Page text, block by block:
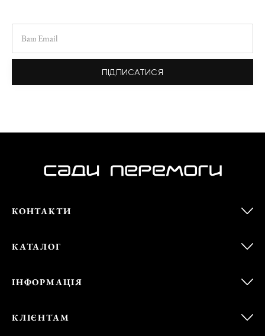
ПІДПИСАТИСЯ
КОНТАКТИ
КАТАЛОГ
ІНФОРМАЦІЯ
КЛІЄНТАМ